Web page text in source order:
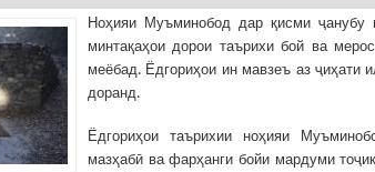
Ноҳияи Муъминобод дар қисми ҷанубу
минтақаҳои дорои таърихи бой ва
меёбад. Ёдгориҳои ин мавзеъ аз ҷиҳати
доранд.
Ёдгориҳои таърихии ноҳияи
мазҳабӣ ва фарҳанги бойи мардуми